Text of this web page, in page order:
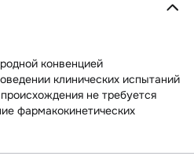
конвенцией
клинических испытаний
не требуется
фармакокинетических